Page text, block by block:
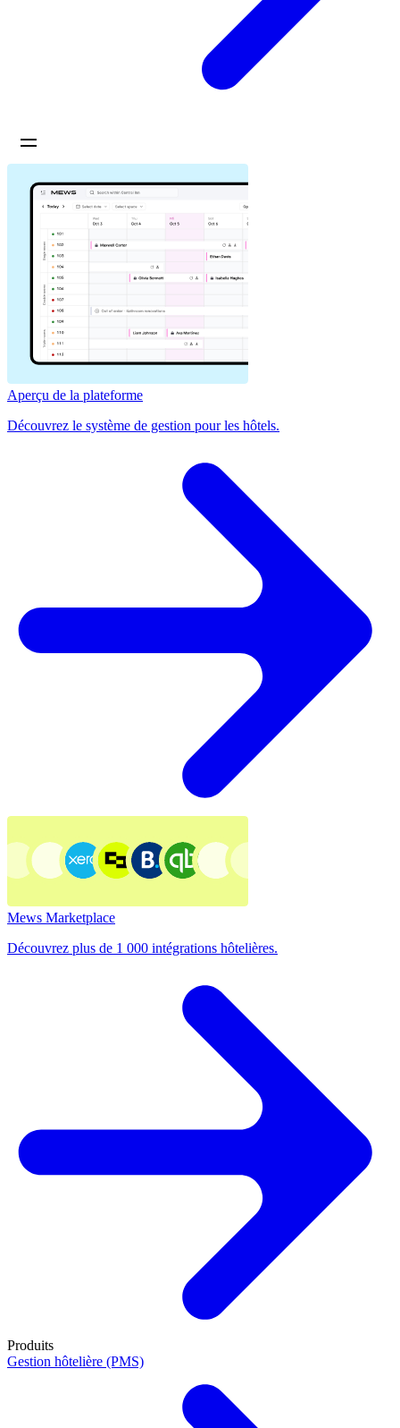
Aperçu de la plateforme
Découvrez le système de gestion pour les hôtels.
Mews Marketplace
Découvrez plus de 1 000 intégrations hôtelières.
Produits
Gestion hôtelière (PMS)